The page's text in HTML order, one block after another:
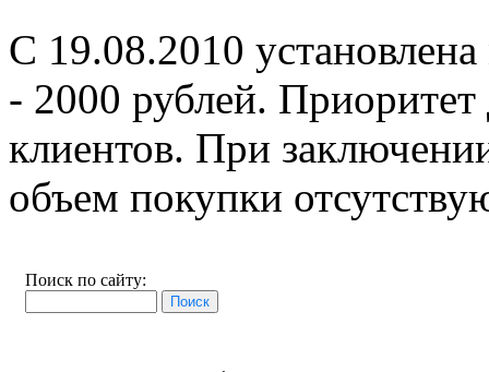
С 19.08.2010
- 2000 рублей.
клиентов. При
объем покупки
Поиск по сайту: